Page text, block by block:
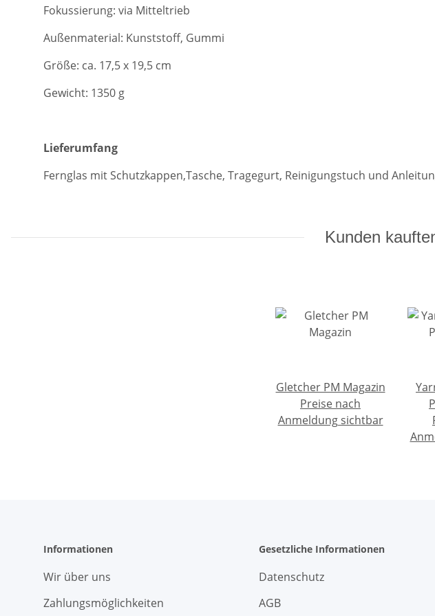
Fokussierung: via Mitteltrieb
Außenmaterial: Kunststoff, Gummi
Größe: ca. 17,5 x 19,5 cm
Gewicht: 1350 g
Lieferumfang
Fernglas mit Schutzkappen,Tasche, Tragegurt, Reinigungstuch und
Kunden
Gletcher PM Magazin
Preise nach
Anmeldung sichtbar
Informationen
Wir über uns
Zahlungsmöglichkeiten
Gesetzliche Informationen
Datenschutz
AGB